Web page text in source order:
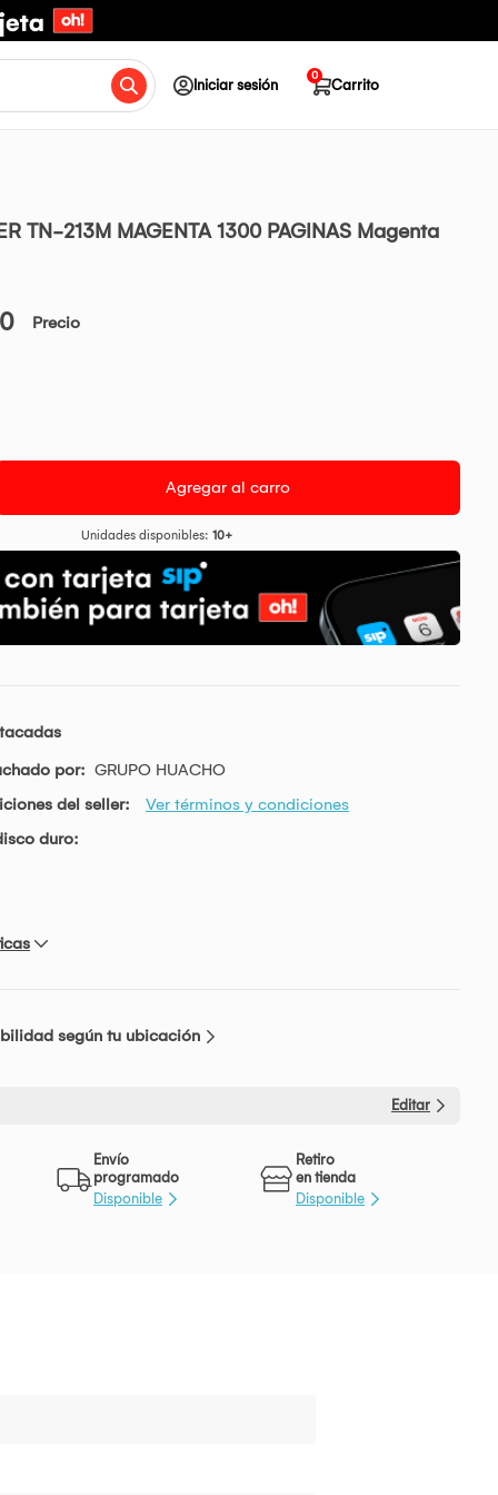
Iniciar sesión Carrito
0
TN-213M MAGENTA 1300 PAGINAS Magenta
Precio
Agregar al carro
Unidades disponibles: 10+
por: GRUPO HUACHO
del seller:
Ver términos y condiciones
duro:
según tu ubicación
Editar
Envío
programado
Disponible
Retiro
en tienda
Disponible